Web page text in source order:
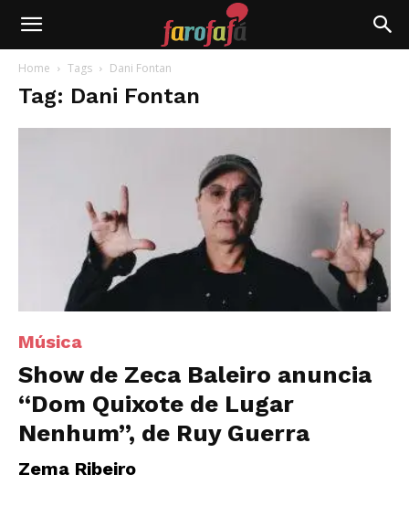
Farofafá
Home Tags Dani Fontan
Tag: Dani Fontan
Música
Show de Zeca Baleiro anuncia
“Dom Quixote de Lugar
Nenhum”, de Ruy Guerra
Zema Ribeiro